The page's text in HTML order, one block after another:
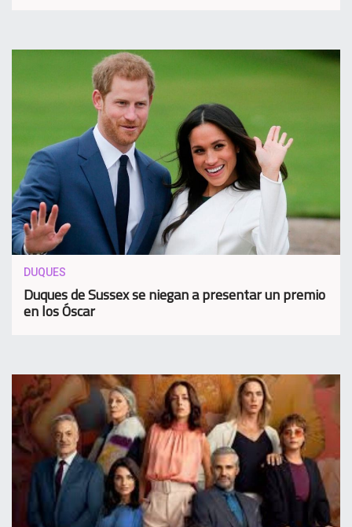
DUQUES
Duques de Sussex se niegan a presentar un premio
en los Óscar